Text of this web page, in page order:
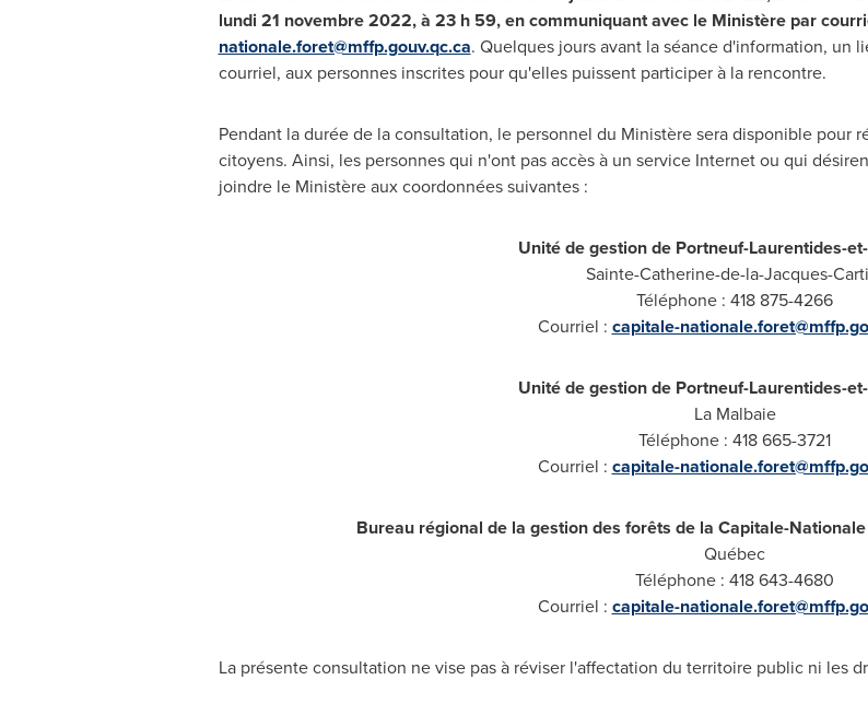
lundi 21 novembre 2022, à 23 h 59, en communiquant avec le Ministère par
nationale.foret@mffp.gouv.qc.ca. Quelques jours avant la séance d'information, un
courriel, aux personnes inscrites pour qu'elles puissent participer à la rencontre.
Pendant la durée de la consultation, le personnel du Ministère sera disponible pour
citoyens. Ainsi, les personnes qui n'ont pas accès à un service Internet ou qui
joindre le Ministère aux coordonnées suivantes :
Unité de gestion de Portneuf-Laurentides-
Sainte-Catherine-de-la-Jacques-
Téléphone : 418 875-4266
Courriel : capitale-
Unité de gestion de Portneuf-Laurentides-
La Malbaie
Téléphone : 418 665-3721
Courriel : capitale-
Bureau régional de la gestion des forêts de la Capitale-
Québec
Téléphone : 418 643-4680
Courriel : capitale-
La présente consultation ne vise pas à réviser l'affectation du territoire public ni les